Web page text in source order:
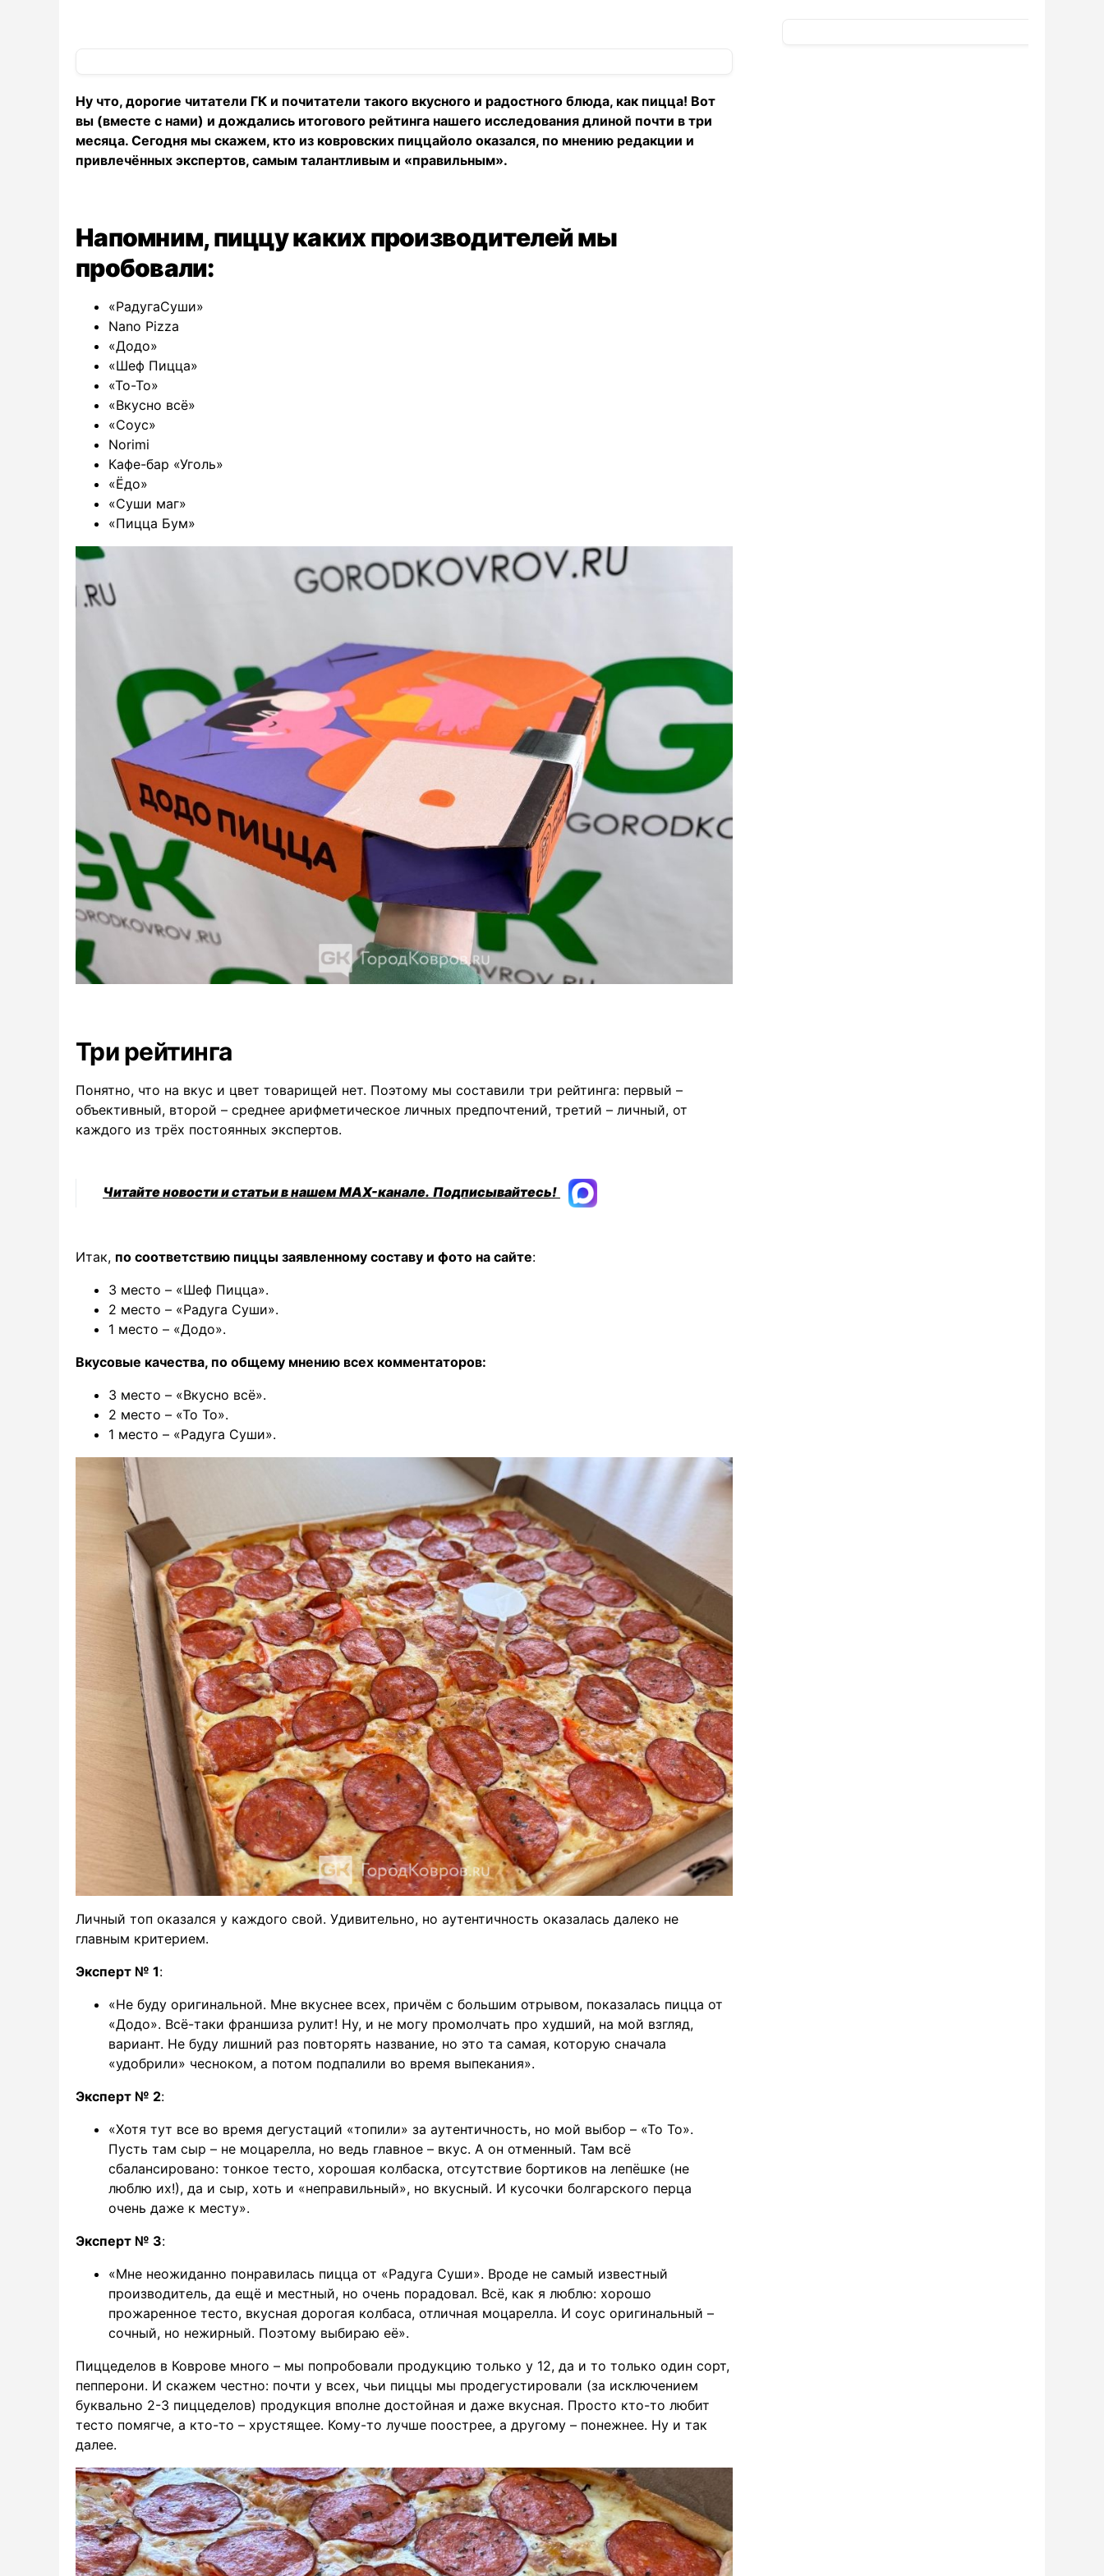
Ну что, дорогие читатели ГК и почитатели такого вкусного и радостного блюда, как пицца! Вот
вы (вместе с нами) и дождались итогового рейтинга нашего исследования длиной почти в три
месяца. Сегодня мы скажем, кто из ковровских пиццайоло оказался, по мнению редакции и
привлечённых экспертов, самым талантливым и «правильным».
Напомним, пиццу каких производителей мы
пробовали:
«РадугаСуши»
Nano Pizza
«Додо»
«Шеф Пицца»
«То-То»
«Вкусно всё»
«Соус»
Norimi
Кафе-бар «Уголь»
«Ёдо»
«Суши маг»
«Пицца Бум»
Три рейтинга
Понятно, что на вкус и цвет товарищей нет. Поэтому мы составили три рейтинга: первый –
объективный, второй – среднее арифметическое личных предпочтений, третий – личный, от
каждого из трёх постоянных экспертов.
Читайте новости и статьи в нашем MAX-канале. Подписывайтесь!
Итак, по соответствию пиццы заявленному составу и фото на сайте:
3 место – «Шеф Пицца».
2 место – «Радуга Суши».
1 место – «Додо».
Вкусовые качества, по общему мнению всех комментаторов:
3 место – «Вкусно всё».
2 место – «То То».
1 место – «Радуга Суши».
Личный топ оказался у каждого свой. Удивительно, но аутентичность оказалась далеко не
главным критерием.
Эксперт № 1:
«Не буду оригинальной. Мне вкуснее всех, причём с большим отрывом, показалась пицца от
«Додо». Всё-таки франшиза рулит! Ну, и не могу промолчать про худший, на мой взгляд,
вариант. Не буду лишний раз повторять название, но это та самая, которую сначала
«удобрили» чесноком, а потом подпалили во время выпекания».
Эксперт № 2:
«Хотя тут все во время дегустаций «топили» за аутентичность, но мой выбор – «То То».
Пусть там сыр – не моцарелла, но ведь главное – вкус. А он отменный. Там всё
сбалансировано: тонкое тесто, хорошая колбаска, отсутствие бортиков на лепёшке (не
люблю их!), да и сыр, хоть и «неправильный», но вкусный. И кусочки болгарского перца
очень даже к месту».
Эксперт № 3:
«Мне неожиданно понравилась пицца от «Радуга Суши». Вроде не самый известный
производитель, да ещё и местный, но очень порадовал. Всё, как я люблю: хорошо
прожаренное тесто, вкусная дорогая колбаса, отличная моцарелла. И соус оригинальный –
сочный, но нежирный. Поэтому выбираю её».
Пиццеделов в Коврове много – мы попробовали продукцию только у 12, да и то только один сорт,
пепперони. И скажем честно: почти у всех, чьи пиццы мы продегустировали (за исключением
буквально 2-3 пиццеделов) продукция вполне достойная и даже вкусная. Просто кто-то любит
тесто помягче, а кто-то – хрустящее. Кому-то лучше поострее, а другому – понежнее. Ну и так
далее.